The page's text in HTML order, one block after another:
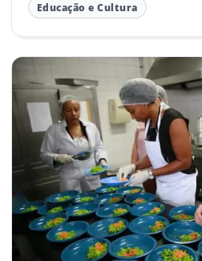
Educação e Cultura